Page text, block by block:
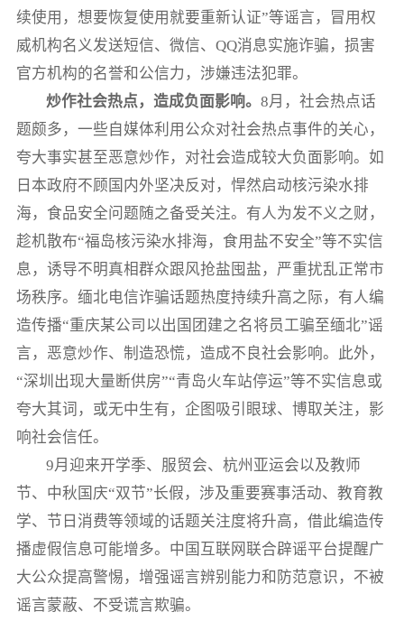
续使用，想要恢复使用就要重新认证”等谣言，冒用权
威机构名义发送短信、微信、QQ消息实施诈骗，损害
官方机构的名誉和公信力，涉嫌违法犯罪。
炒作社会热点，造成负面影响。8月，社会热点话
题颇多，一些自媒体利用公众对社会热点事件的关心，
夸大事实甚至恶意炒作，对社会造成较大负面影响。如
日本政府不顾国内外坚决反对，悍然启动核污染水排
海，食品安全问题随之备受关注。有人为发不义之财，
趁机散布“福岛核污染水排海，食用盐不安全”等不实信
息，诱导不明真相群众跟风抢盐囤盐，严重扰乱正常市
场秩序。缅北电信诈骗话题热度持续升高之际，有人编
造传播“重庆某公司以出国团建之名将员工骗至缅北”谣
言，恶意炒作、制造恐慌，造成不良社会影响。此外，
“深圳出现大量断供房”“青岛火车站停运”等不实信息或
夸大其词，或无中生有，企图吸引眼球、博取关注，影
响社会信任。
9月迎来开学季、服贸会、杭州亚运会以及教师
节、中秋国庆“双节”长假，涉及重要赛事活动、教育教
学、节日消费等领域的话题关注度将升高，借此编造传
播虚假信息可能增多。中国互联网联合辟谣平台提醒广
大公众提高警惕，增强谣言辨别能力和防范意识，不被
谣言蒙蔽、不受谎言欺骗。